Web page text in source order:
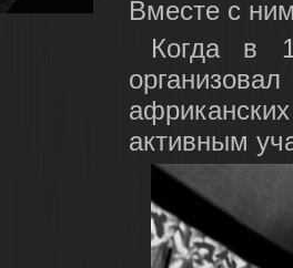
Вместе с
Когда в
активным